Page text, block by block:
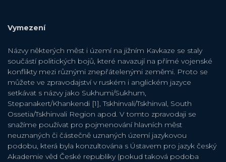
Vymezení
Názvy některých měst i území na jižním Kavkaze se staly
součástí politických bojů, které navazují na přímé vojenské
konflikty mezi různými znepřátelenými zeměmi. Proto se
můžete ve zpravodajství v ruském i anglickém jazyce
setkávat s názvy jako Sukhumi/Sukhum,
Stepanakert/Khankendi [1], Tskhinvali/Tskhinval, South
Ossetia/Tskhinvali Region apod. V tomto zpravodaji se
snažíme používat pro pojmenování hlavních měst
neuznaných či částečně uznaných území jazykovou
podobu, která byla konzultována s Ústavem pro jazyk český
Akademie věd České republiky (pokud taková podoba